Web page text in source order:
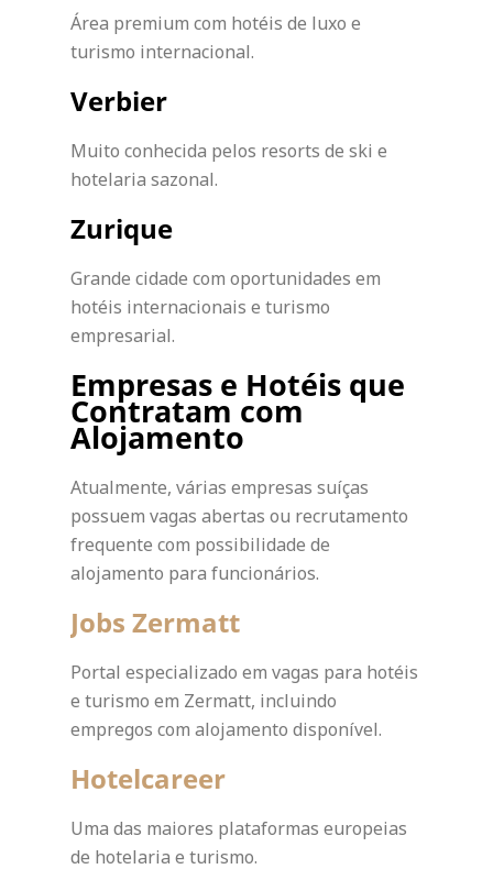
Área premium com hotéis de luxo e
turismo internacional.
Verbier
Muito conhecida pelos resorts de ski e
hotelaria sazonal.
Zurique
Grande cidade com oportunidades em
hotéis internacionais e turismo
empresarial.
Empresas e Hotéis que
Contratam com
Alojamento
Atualmente, várias empresas suíças
possuem vagas abertas ou recrutamento
frequente com possibilidade de
alojamento para funcionários.
Jobs Zermatt
Portal especializado em vagas para hotéis
e turismo em Zermatt, incluindo
empregos com alojamento disponível.
Hotelcareer
Uma das maiores plataformas europeias
de hotelaria e turismo.